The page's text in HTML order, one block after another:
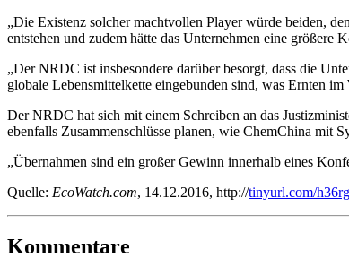
„Die Existenz solcher machtvollen Player würde beiden,
entstehen und zudem hätte das Unternehmen eine
„Der NRDC ist insbesondere darüber besorgt, dass die
globale Lebensmittelkette eingebunden sind, was Ernten
Der NRDC hat sich mit einem Schreiben an das
ebenfalls Zusammenschlüsse planen, wie ChemChina mit
„Übernahmen sind ein großer Gewinn innerhalb eines
Quelle: EcoWatch.com, 14.12.2016, http://tinyurl.com/
Kommentare